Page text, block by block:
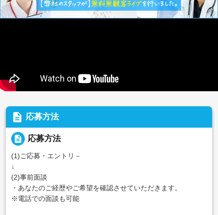
description 応募方法
description 応募方法
(1)ご応募・エントリ－
↓
(2)事前面談
・あなたのご経歴やご希望を確認させていただきます。
※電話での面談も可能